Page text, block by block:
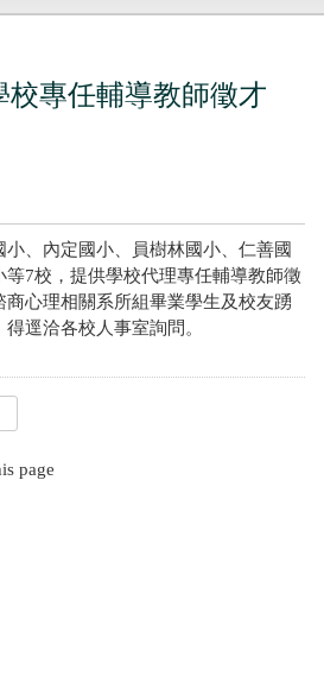
校專任輔導教師徵才
、內定國小、員樹林國小、仁善國
7校，提供學校代理專任輔導教師徵
心理相關系所組畢業學生及校友踴
逕洽各校人事室詢問。
page